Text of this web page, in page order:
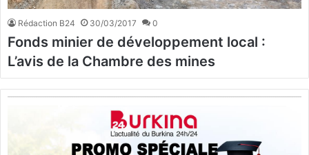
Rédaction B24 30/03/2017 0
Fonds minier de développement local :
L’avis de la Chambre des mines